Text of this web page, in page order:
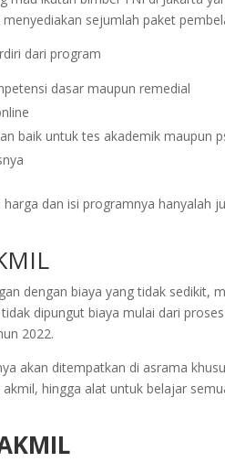
sejumlah paket
dari program
dasar maupun remedial
baik untuk tes akademik maupun
dan isi programnya hanyalah
dengan biaya yang tidak sedikit,
dipungut biaya mulai dari
2022.
akan ditempatkan di asrama
hingga alat untuk belajar